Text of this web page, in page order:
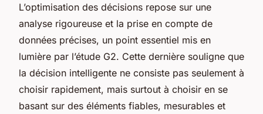
L’optimisation des décisions repose sur une
analyse rigoureuse et la prise en compte de
données précises, un point essentiel mis en
lumière par l’étude G2. Cette dernière souligne que
la décision intelligente ne consiste pas seulement à
choisir rapidement, mais surtout à choisir en se
basant sur des éléments fiables, mesurables et